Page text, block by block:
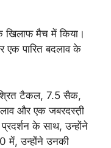
खिलाफ मैच में किया।
पारित बदलाव के
टैकल, 7.5 सैक,
और एक जबरदस्त़ी
के साथ, उन्होंने
में, उन्होंने उनकी